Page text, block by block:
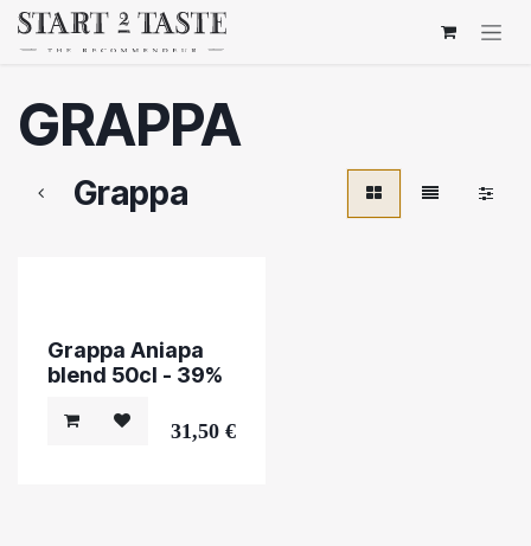
Overslaan naar inhoud
GRAPPA
Grappa
Grappa Aniapa
blend 50cl - 39%
31,50€